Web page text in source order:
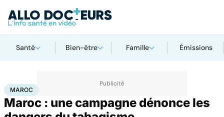
Santé Bien-être Famille Émissions
AccueilSanté Drogues et addictions
MAROC
Maroc : une campagne dénonce les